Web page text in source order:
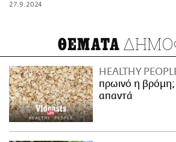
27.9.2024
ΘΕΜΑΤΑ
HEALTHY
πρωινό η βρόμη;
απαντά